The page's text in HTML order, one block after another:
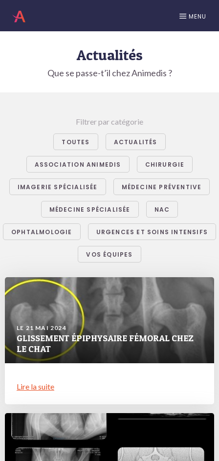
MENU
Actualités
Que se passe-t’il chez Animedis ?
Filtrer par catégorie
TOUTES ACTUALITÉS
ASSOCIATION ANIMEDIS CHIRURGIE
IMAGERIE SPÉCIALISÉE MÉDECINE PRÉVENTIVE
MÉDECINE SPÉCIALISÉE NAC
OPHTALMOLOGIE URGENCES ET SOINS INTENSIFS
VOS ÉQUIPES
LE 21 MAI 2024
GLISSEMENT ÉPIPHYSAIRE FÉMORAL CHEZ
LE CHAT
Lire la suite